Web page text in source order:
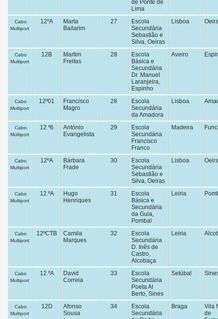
de Ponte de
Lima
Cabo
Multiport
12ºA
Marta
Bailarim
27
Escola
Secundária
Sebastião e
Silva, Oeiras
Lisboa
Cabo
Multiport
12B
Martim
Freitas
28
Escola
Básica e
Secundária
Dr. Manuel
Laranjeira,
Espinho
Aveiro
Cabo
Multiport
12º01
Francisco
Magro
28
Escola
Secundária
da Amadora
Lisboa
Cabo
Multiport
12.º6
António
Evangelista
29
Escola
Secundária
Francisco
Franco
Madeira
Cabo
Multiport
12ºA
Bárbara
Frade
30
Escola
Secundária
Sebastião e
Silva, Oeiras
Lisboa
Cabo
Multiport
12.ºA
Hugo
Henriques
31
Escola
Básica e
Secundária
da Guia,
Pombal
Leiria
Cabo
Multiport
12ºCTB
Camila
Marques
32
Escola
Secundária
D. Inês de
Castro,
Alcobaça
Leiria
Cabo
Multiport
12.ºA
David
Correia
33
Escola
Secundária
Poeta Al
Berto, Sines
Setúbal
Cabo
Multiport
12D
Afonso
Sousa
34
Escola
Secundária
Braga
Vila
de